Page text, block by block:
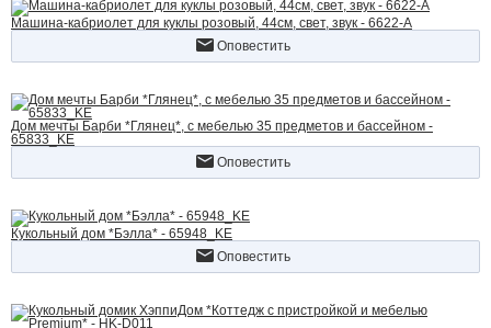
Машина-кабриолет для куклы розовый, 44см, свет, звук - 6622-A
Оповестить
Дом мечты Барби *Глянец*, с мебелью 35 предметов и бассейном -
65833_KE
Оповестить
Кукольный дом *Бэлла* - 65948_KE
Оповестить